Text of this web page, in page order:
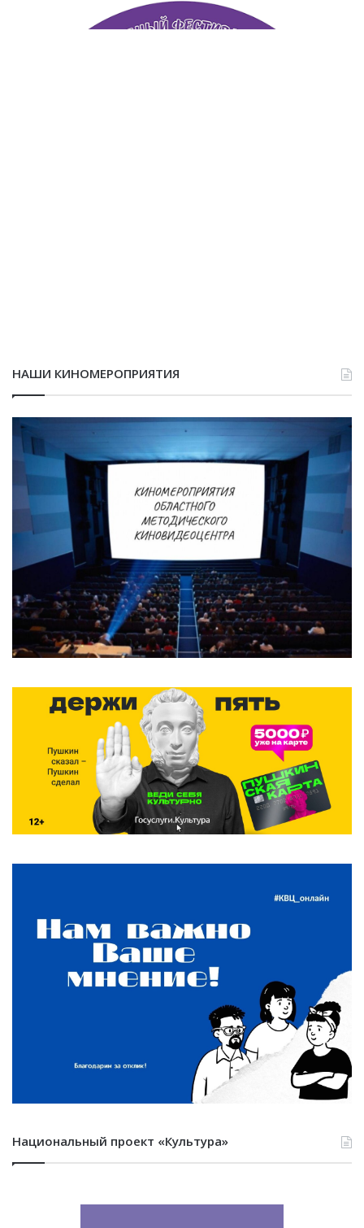
НАШИ КИНОМЕРОПРИЯТИЯ
Национальный проект «Культура»